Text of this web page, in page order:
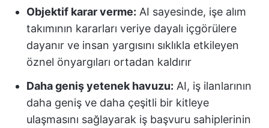
Objektif karar verme: AI sayesinde, işe alım
takımının kararları veriye dayalı içgörülere
dayanır ve insan yargısını sıklıkla etkileyen
öznel önyargıları ortadan kaldırır
Daha geniş yetenek havuzu: AI, iş ilanlarının
daha geniş ve daha çeşitli bir kitleye
ulaşmasını sağlayarak iş başvuru sahiplerinin